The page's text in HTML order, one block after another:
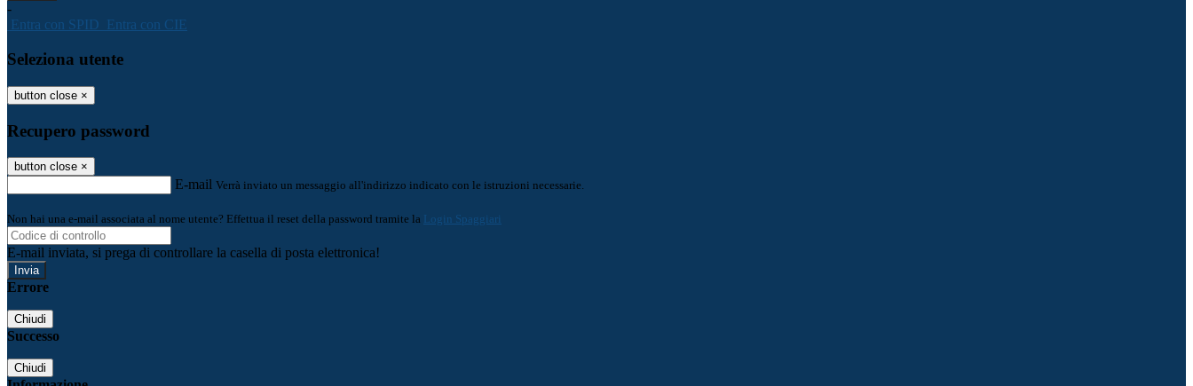
-
Entra con SPID Entra con CIE
Seleziona utente
button close ×
Recupero password
button close ×
E-mail Verrà inviato un messaggio all'indirizzo indicato con le istruzioni necessarie.
Non hai una e-mail associata al nome utente? Effettua il reset della password tramite la Login Spaggiari
E-mail inviata, si prega di controllare la casella di posta elettronica!
Errore
Chiudi
Successo
Chiudi